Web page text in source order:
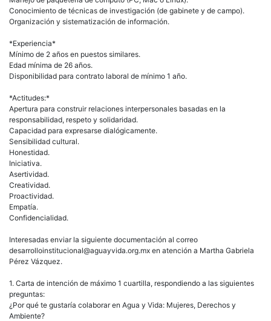
Conocimiento de técnicas de investigación (de gabinete y de campo).
Organización y sistematización de información.
*Experiencia*
Mínimo de 2 años en puestos similares.
Edad mínima de 26 años.
Disponibilidad para contrato laboral de mínimo 1 año.
*Actitudes:*
Apertura para construir relaciones interpersonales basadas en la
responsabilidad, respeto y solidaridad.
Capacidad para expresarse dialógicamente.
Sensibilidad cultural.
Honestidad.
Iniciativa.
Asertividad.
Creatividad.
Proactividad.
Empatía.
Confidencialidad.
Interesadas enviar la siguiente documentación al correo
desarrolloinstitucional@aguayvida.org.mx en atención a Martha Gabriela
Pérez Vázquez.
1. Carta de intención de máximo 1 cuartilla, respondiendo a las siguientes
preguntas:
¿Por qué te gustaría colaborar en Agua y Vida: Mujeres, Derechos y
Ambiente?